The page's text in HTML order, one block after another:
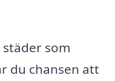
som
du chansen att